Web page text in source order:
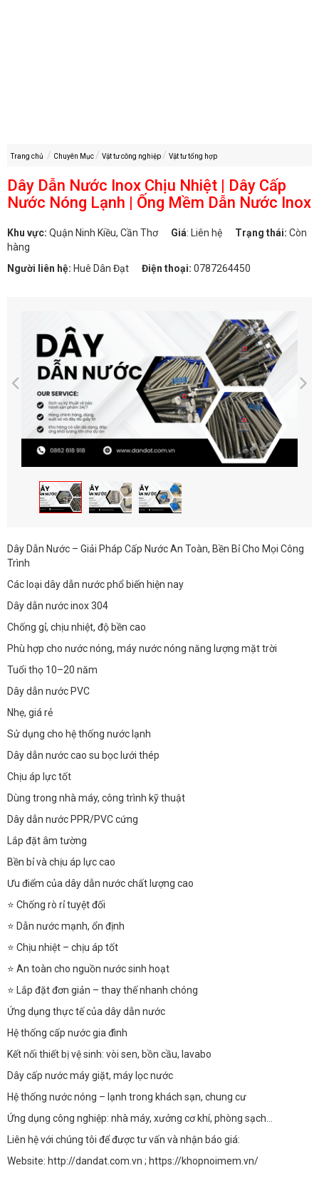
Trang chủ Chuyên Mục Vật tư công nghiệp Vật tư tổng hợp
Dây Dẫn Nước Inox Chịu Nhiệt | Dây Cấp
Nước Nóng Lạnh | Ống Mềm Dẫn Nước Inox
Khu vực: Quận Ninh Kiều, Cần Thơ Giá: Liên hệ Trạng thái: Còn
hàng
Người liên hệ: Huê Dân Đạt Điện thoại: 0787264450
Dây Dẫn Nước – Giải Pháp Cấp Nước An Toàn, Bền Bỉ Cho Mọi Công
Trình
Các loại dây dẫn nước phổ biến hiện nay
Dây dẫn nước inox 304
Chống gỉ, chịu nhiệt, độ bền cao
Phù hợp cho nước nóng, máy nước nóng năng lượng mặt trời
Tuổi thọ 10–20 năm
Dây dẫn nước PVC
Nhẹ, giá rẻ
Sử dụng cho hệ thống nước lạnh
Dây dẫn nước cao su bọc lưới thép
Chịu áp lực tốt
Dùng trong nhà máy, công trình kỹ thuật
Dây dẫn nước PPR/PVC cứng
Lắp đặt âm tường
Bền bỉ và chịu áp lực cao
Ưu điểm của dây dẫn nước chất lượng cao
⭐ Chống rò rỉ tuyệt đối
⭐ Dẫn nước mạnh, ổn định
⭐ Chịu nhiệt – chịu áp tốt
⭐ An toàn cho nguồn nước sinh hoạt
⭐ Lắp đặt đơn giản – thay thế nhanh chóng
Ứng dụng thực tế của dây dẫn nước
Hệ thống cấp nước gia đình
Kết nối thiết bị vệ sinh: vòi sen, bồn cầu, lavabo
Dây cấp nước máy giặt, máy lọc nước
Hệ thống nước nóng – lạnh trong khách sạn, chung cư
Ứng dụng công nghiệp: nhà máy, xưởng cơ khí, phòng sạch…
Liên hệ với chúng tôi để được tư vấn và nhận báo giá:
Website: http://dandat.com.vn ; https://khopnoimem.vn/